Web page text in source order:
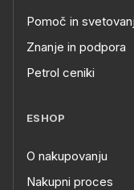
Pomoč in
Znanje in podpora
Petrol ceniki
ESHOP
O nakupovanju
Nakupni proces